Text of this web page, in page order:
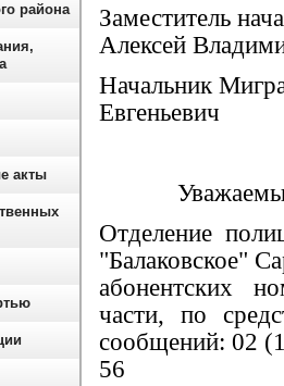
Заместитель
Алексей
Начальник
Евгеньевич
Отделение
"Балаковское"
абонентских
части, по
сообщений: 02
56
района
акты